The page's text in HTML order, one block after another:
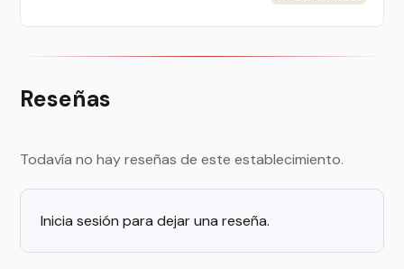
Reseñas
Todavía no hay reseñas de este establecimiento.
Inicia sesión para dejar una reseña.